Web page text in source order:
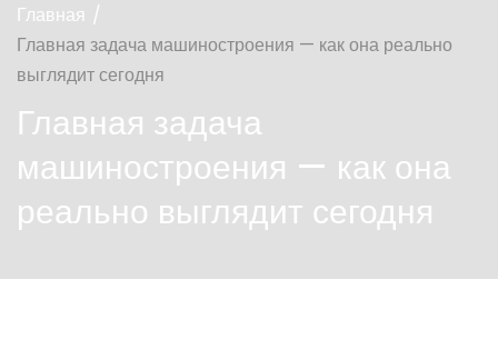
Главная
Главная задача машиностроения — как она реально
выглядит сегодня
Главная задача
машиностроения — как она
реально выглядит сегодня